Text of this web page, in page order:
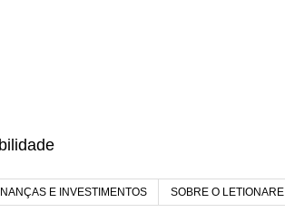
E INVESTIMENTOS SOBRE O LETIONARE